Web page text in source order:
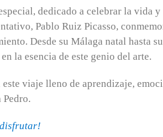
dedicado a celebrar la vida
Pablo Ruiz Picasso,
Desde su Málaga natal hasta
la esencia de este genio del arte.
este viaje lleno de aprendizaje,
Pedro.
disfrutar!